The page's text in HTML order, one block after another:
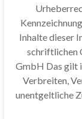
Inhalte dieser
schriftlichen
GmbH Das gilt
Verbreiten,
unentgeltliche